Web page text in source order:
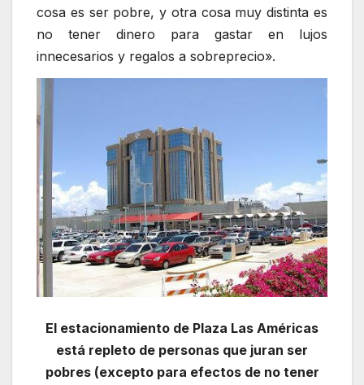
cosa es ser pobre, y otra cosa muy distinta es
no tener dinero para gastar en lujos
innecesarios y regalos a sobreprecio».
El estacionamiento de Plaza Las Américas
está repleto de personas que juran ser
pobres (excepto para efectos de no tener